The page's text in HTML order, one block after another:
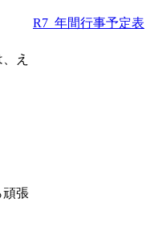
え
頑張
R7_年間行事予定表